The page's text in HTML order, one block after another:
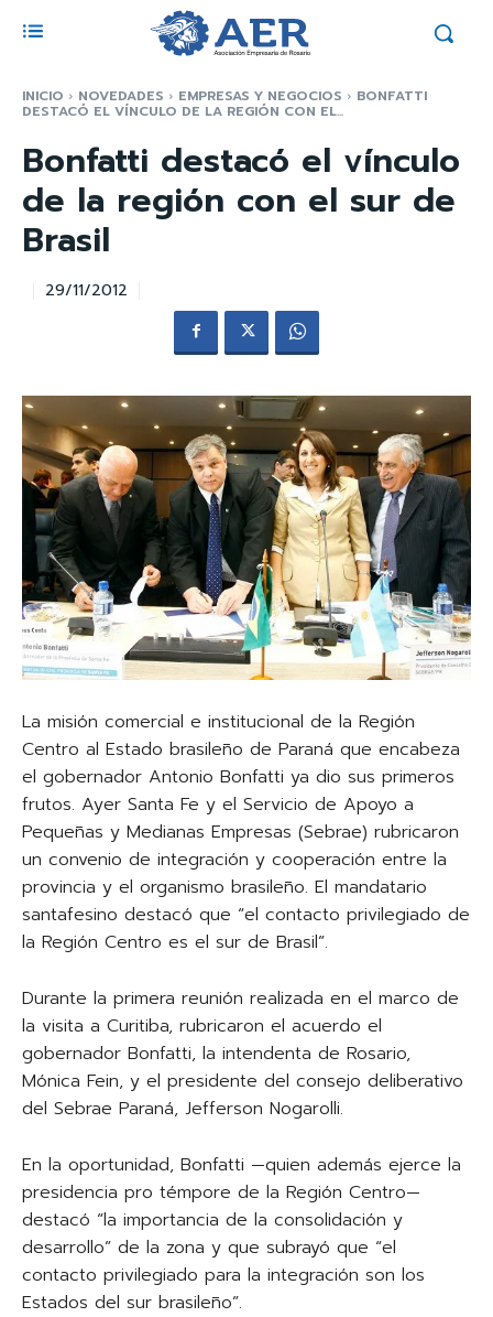
INICIO NOVEDADES EMPRESAS Y NEGOCIOS BONFATTI
DESTACÓ EL VÍNCULO DE LA REGIÓN CON EL...
Bonfatti destacó el vínculo
de la región con el sur de
Brasil
29/11/2012
La misión comercial e institucional de la Región
Centro al Estado brasileño de Paraná que encabeza
el gobernador Antonio Bonfatti ya dio sus primeros
frutos. Ayer Santa Fe y el Servicio de Apoyo a
Pequeñas y Medianas Empresas (Sebrae) rubricaron
un convenio de integración y cooperación entre la
provincia y el organismo brasileño. El mandatario
santafesino destacó que “el contacto privilegiado de
la Región Centro es el sur de Brasil”.
Durante la primera reunión realizada en el marco de
la visita a Curitiba, rubricaron el acuerdo el
gobernador Bonfatti, la intendenta de Rosario,
Mónica Fein, y el presidente del consejo deliberativo
del Sebrae Paraná, Jefferson Nogarolli.
En la oportunidad, Bonfatti —quien además ejerce la
presidencia pro témpore de la Región Centro—
destacó “la importancia de la consolidación y
desarrollo” de la zona y que subrayó que “el
contacto privilegiado para la integración son los
Estados del sur brasileño”.